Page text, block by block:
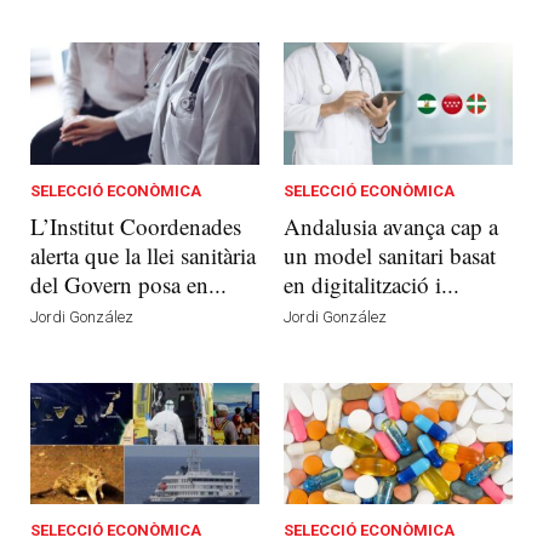
SELECCIÓ ECONÒMICA
L’Institut Coordenades
alerta que la llei sanitària
del Govern posa en...
Jordi González
SELECCIÓ ECONÒMICA
Andalusia avança cap a
un model sanitari basat
en digitalització i...
Jordi González
SELECCIÓ ECONÒMICA SELECCIÓ ECONÒMICA